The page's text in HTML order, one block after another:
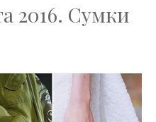
2016. Сумки